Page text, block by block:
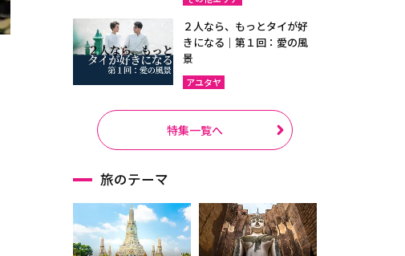
２人なら、もっとタイが好
きになる｜第１回：愛の風
景
アユタヤ
特集一覧へ
旅のテーマ